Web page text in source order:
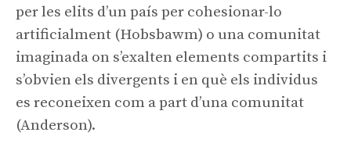
per les elits d’un país per cohesionar-lo
artificialment (Hobsbawm) o una comunitat
imaginada on s’exalten elements compartits i
s’obvien els divergents i en què els individus
es reconeixen com a part d’una comunitat
(Anderson).